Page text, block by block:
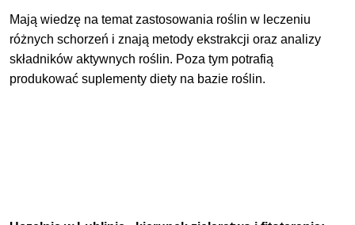
Mają wiedzę na temat zastosowania roślin w leczeniu
różnych schorzeń i znają metody ekstrakcji oraz analizy
składników aktywnych roślin. Poza tym potrafią
produkować suplementy diety na bazie roślin.